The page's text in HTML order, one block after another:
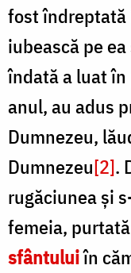
fost îndreptată
iubească pe
îndată a luat
anul, au adus
Dumnezeu,
Dumnezeu[2].
rugăciunea și
femeia,
sfântuluiîn